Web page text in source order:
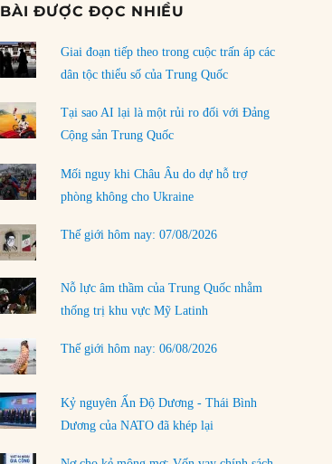
Đặt cược vào thất bại: Các quỹ đầu tư mạo
rủi ro
02/08/2026
Làm thế nào để kết thúc Chiến tranh Iran?
01/08/2026
Chiến lược kế tiếp của Bắc Kinh ở Biển Đông
31/07/2026
Trật tự thế giới mới: Các nước nhỏ sẽ luôn
phải chịu đựng?
30/07/2026
LOAD MORE
BÀI ĐƯỢC ĐỌC NHIỀU
Giai đoạn tiếp theo trong cuộc trấn áp các
dân tộc thiểu số của Trung Quốc
Tại sao AI lại là một rủi ro đối với Đảng
Cộng sản Trung Quốc
Mối nguy khi Châu Âu do dự hỗ trợ
phòng không cho Ukraine
Thế giới hôm nay: 07/08/2026
Nỗ lực âm thầm của Trung Quốc nhằm
thống trị khu vực Mỹ Latinh
Thế giới hôm nay: 06/08/2026
Kỷ nguyên Ấn Độ Dương - Thái Bình
Dương của NATO đã khép lại